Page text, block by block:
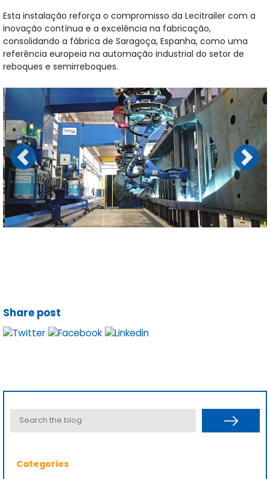
Esta instalação reforça o compromisso da Lecitrailer com a
inovação contínua e a excelência na fabricação,
consolidando a fábrica de Saragoça, Espanha, como uma
referência europeia na automação industrial do setor de
reboques e semirreboques.
Previous Next
Share post
Categories